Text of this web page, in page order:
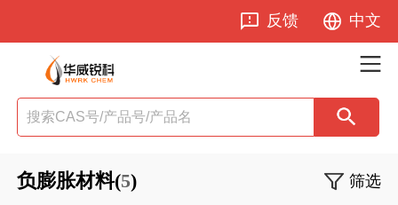
反馈 中文
负膨胀材料(5) 筛选